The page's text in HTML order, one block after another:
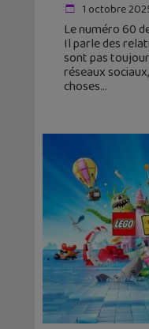
1 octobre
Le numéro 60
Il parle des
sont pas
réseaux
choses